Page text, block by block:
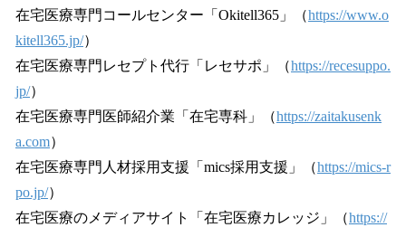
在宅医療専門コールセンター「Okitell365」（https://www.o
kitell365.jp/）
在宅医療専門レセプト代行「レセサポ」（https://recesuppo.
jp/）
在宅医療専門医師紹介業「在宅専科」（https://zaitakusenk
a.com）
在宅医療専門人材採用支援「mics採用支援」（https://mics-r
po.jp/）
在宅医療のメディアサイト「在宅医療カレッジ」（https://